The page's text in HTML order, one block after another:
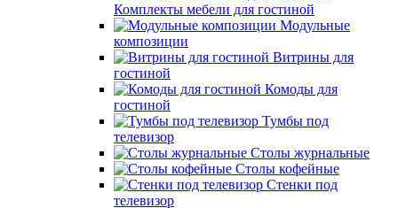
Комплекты мебели для гостиной
Модульные
композиции
Витрины для
гостиной
Комоды для
гостиной
Тумбы под
телевизор
Столы журнальные
Столы кофейные
Стенки под
телевизор